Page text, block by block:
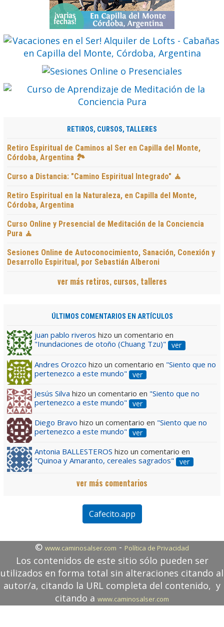
RETIROS, CURSOS, TALLERES
Retiro Espiritual de Caminos al Ser en Capilla del Monte,
Córdoba, Argentina 🏞️
Curso a Distancia: "Camino Espiritual Integrado" 🧘
Retiro Espiritual en la Naturaleza, en Capilla del Monte,
Córdoba, Argentina
Curso Online y Presencial de Meditación de la Conciencia
Pura 🧘
Sesiones Online de Autoconocimiento, Sanación, Conexión y
Desarrollo Espiritual, por Sebastián Alberoni
ver más retiros, cursos, talleres
ÚLTIMOS COMENTARIOS EN ARTÍCULOS
juan pablo riveros hizo un comentario en
"Inundaciones de otoño (Chuang Tzu)"
ver
Andres Orozco hizo un comentario en "Siento que no
pertenezco a este mundo"
ver
Jesús Silva hizo un comentario en "Siento que no
pertenezco a este mundo"
ver
Diego Bravo hizo un comentario en "Siento que no
pertenezco a este mundo"
ver
Antonia BALLESTEROS hizo un comentario en
"Quinoa y Amaranto, cereales sagrados"
ver
ver más comentarios
Cafecito.app
© www.caminosalser.com - Política de Privacidad
Los contenidos de este sitio sólo pueden ser
utilizados en forma total sin alteraciones citando al
autor/a, citando la URL completa del contenido, y
citando a www.caminosalser.com